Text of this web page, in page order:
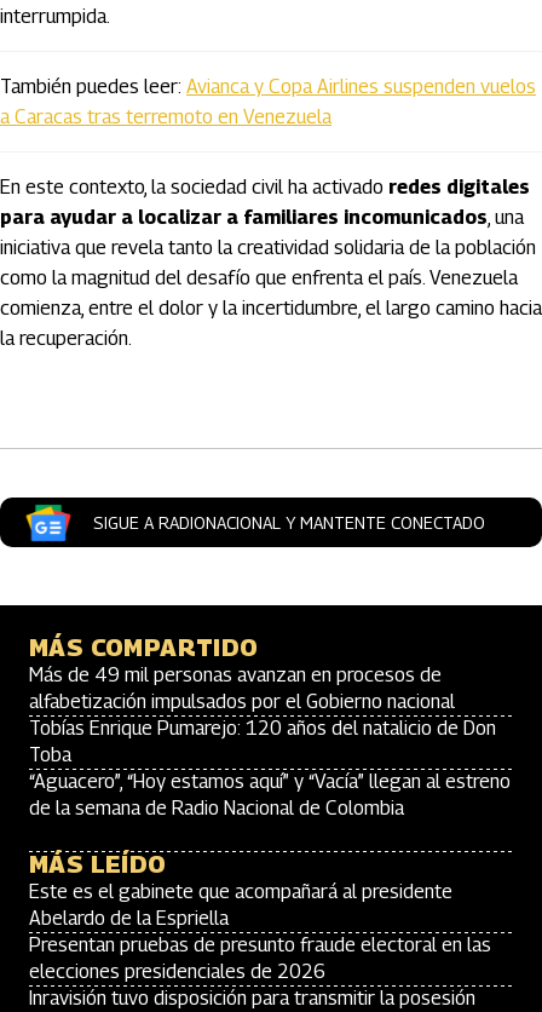
interrumpida.
También puedes leer: Avianca y Copa Airlines suspenden vuelos
a Caracas tras terremoto en Venezuela
En este contexto, la sociedad civil ha activado redes digitales
para ayudar a localizar a familiares incomunicados, una
iniciativa que revela tanto la creatividad solidaria de la población
como la magnitud del desafío que enfrenta el país. Venezuela
comienza, entre el dolor y la incertidumbre, el largo camino hacia
la recuperación.
SIGUE A RADIONACIONAL Y MANTENTE CONECTADO
MÁS COMPARTIDO
Más de 49 mil personas avanzan en procesos de
alfabetización impulsados por el Gobierno nacional
Tobías Enrique Pumarejo: 120 años del natalicio de Don
Toba
“Aguacero”, “Hoy estamos aquí” y “Vacía” llegan al estreno
de la semana de Radio Nacional de Colombia
MÁS LEÍDO
Este es el gabinete que acompañará al presidente
Abelardo de la Espriella
Presentan pruebas de presunto fraude electoral en las
elecciones presidenciales de 2026
Inravisión tuvo disposición para transmitir la posesión